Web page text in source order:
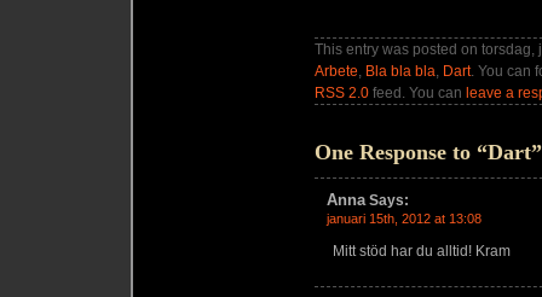
This entry was posted on
Arbete, Bla bla bla, Dart. You can
RSS 2.0 feed. You can leave a
One Response to “Dart”
AnnaSays:
januari 15th, 2012 at 13:08
Mitt stöd har du alltid! Kram